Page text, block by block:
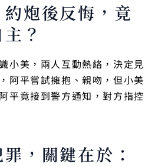
炮後反悔，竟
？
小美，兩人互動熱絡，決定見
阿平嘗試擁抱、親吻，但小美
平竟接到警方通知，對方指控
，關鍵在於：